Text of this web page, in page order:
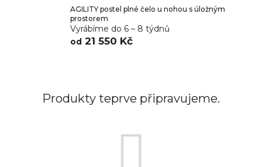
AGILITY postel plné čelo u nohou s úložným
prostorem
Vyrábíme do 6 – 8 týdnů
od 21 550 Kč
Produkty teprve připravujeme.